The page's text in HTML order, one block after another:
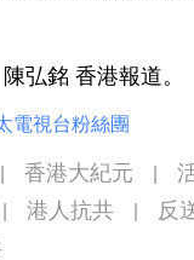
弘銘 香港報道。
電視台粉絲團
香港大紀元
港人抗共 反